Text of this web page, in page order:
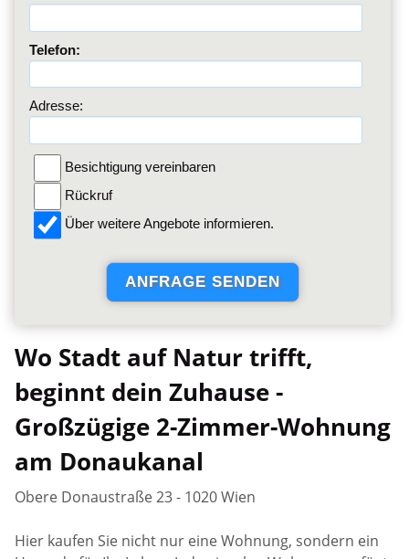
Telefon:
Adresse:
Besichtigung vereinbaren
Rückruf
Über weitere Angebote informieren.
Wo Stadt auf Natur trifft,
beginnt dein Zuhause -
Großzügige 2-Zimmer-Wohnung
am Donaukanal
Obere Donaustraße 23 - 1020 Wien
Hier kaufen Sie nicht nur eine Wohnung, sondern ein